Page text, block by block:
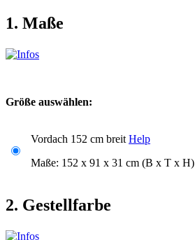
1. Maße
Größe auswählen:
Vordach 152 cm breit Help
Maße: 152 x 91 x 31 cm (B x T x H)
2. Gestellfarbe